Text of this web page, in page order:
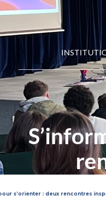
s’orienter : deux rencontres